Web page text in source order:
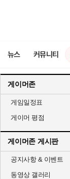
뉴스 커뮤니티
게이머존
게임일정표
게이머 평점
게이머존 게시판
공지사항 & 이벤트
동영상 갤러리